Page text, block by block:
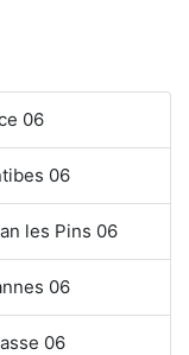
06
06
les Pins 06
06
06